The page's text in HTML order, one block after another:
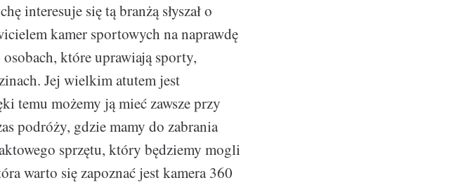
interesuje się tą branżą słyszał o
kamer sportowych na naprawdę
które uprawiają sporty,
Jej wielkim atutem jest
temu możemy ją mieć zawsze przy
podróży, gdzie mamy do zabrania
sprzętu, który będziemy mogli
warto się zapoznać jest kamera 360